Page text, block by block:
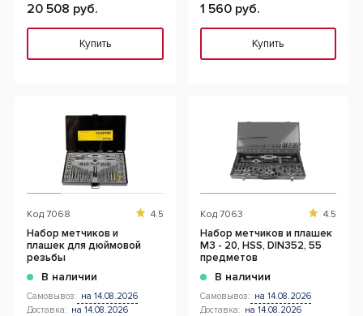
20 508 руб.
Купить
1 560 руб.
Купить
Код 7068 4.5
Набор метчиков и
плашек для дюймовой
резьбы
В наличии
Самовывоз: на 14.08.2026
Доставка: на 14.08.2026
Код 7063 4.5
Набор метчиков и плашек
М3 - 20, HSS, DIN352, 55
предметов
В наличии
Самовывоз: на 14.08.2026
Доставка: на 14.08.2026